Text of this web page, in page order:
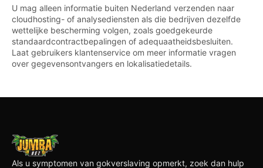
U mag alleen informatie buiten Nederland verzenden naar
cloudhosting- of analysediensten als die bedrijven dezelfde
wettelijke bescherming volgen, zoals goedgekeurde
standaardcontractbepalingen of adequaatheidsbesluiten.
Laat gebruikers klantenservice om meer informatie vragen
over gegevensontvangers en lokalisatiedetails.
Als u symptomen van gokverslaving opmerkt, zoek dan hulp